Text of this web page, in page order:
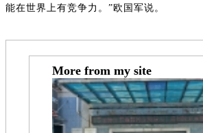
能在世界上有竞争力。”欧国军说。
More from my site